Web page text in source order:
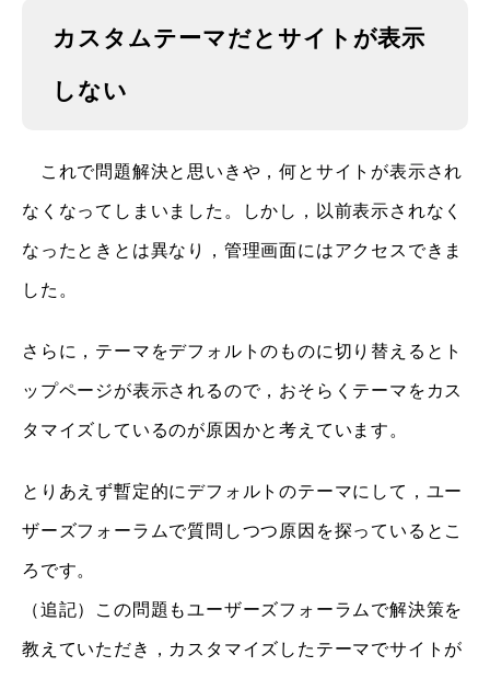
カスタムテーマだとサイトが表示
しない
これで問題解決と思いきや，何とサイトが表示され
なくなってしまいました。しかし，以前表示されなく
なったときとは異なり，管理画面にはアクセスできま
した。
さらに，テーマをデフォルトのものに切り替えるとト
ップページが表示されるので，おそらくテーマをカス
タマイズしているのが原因かと考えています。
とりあえず暫定的にデフォルトのテーマにして，ユー
ザーズフォーラムで質問しつつ原因を探っているとこ
ろです。
（追記）この問題もユーザーズフォーラムで解決策を
教えていただき，カスタマイズしたテーマでサイトが